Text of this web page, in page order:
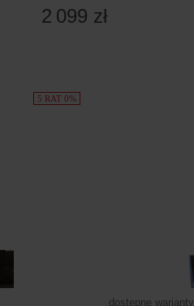
spania
2 099 zł
5 RAT 0%
dostępne warianty